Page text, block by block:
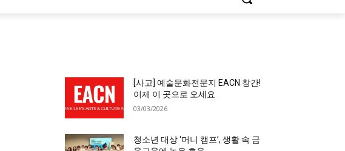
[사고] 예술문화전문지 EACN 창간!
이제 이 곳으로 오세요
03/03/2026
청소년 대상 ‘머니 캠프’, 생활 속 금